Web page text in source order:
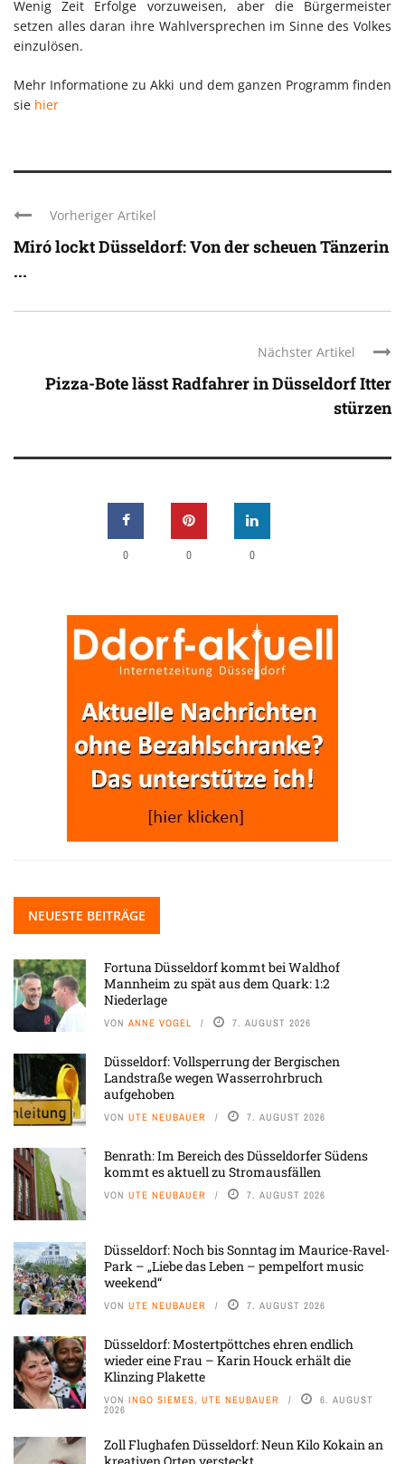
Wenig Zeit Erfolge vorzuweisen, aber die Bürgermeister
setzen alles daran ihre Wahlversprechen im Sinne des Volkes
einzulösen.
Mehr Informatione zu Akki und dem ganzen Programm finden
sie hier
Vorheriger Artikel
Miró lockt Düsseldorf: Von der scheuen Tänzerin
...
Nächster Artikel
Pizza-Bote lässt Radfahrer in Düsseldorf Itter
stürzen
0 0 0
NEUESTE BEITRÄGE
Fortuna Düsseldorf kommt bei Waldhof
Mannheim zu spät aus dem Quark: 1:2
Niederlage
VON ANNE VOGEL 7. AUGUST 2026
Düsseldorf: Vollsperrung der Bergischen
Landstraße wegen Wasserrohrbruch
aufgehoben
VON UTE NEUBAUER 7. AUGUST 2026
Benrath: Im Bereich des Düsseldorfer Südens
kommt es aktuell zu Stromausfällen
VON UTE NEUBAUER 7. AUGUST 2026
Düsseldorf: Noch bis Sonntag im Maurice-Ravel-
Park – „Liebe das Leben – pempelfort music
weekend“
VON UTE NEUBAUER 7. AUGUST 2026
Düsseldorf: Mostertpöttches ehren endlich
wieder eine Frau – Karin Houck erhält die
Klinzing Plakette
VON INGO SIEMES, UTE NEUBAUER 6. AUGUST
2026
Zoll Flughafen Düsseldorf: Neun Kilo Kokain an